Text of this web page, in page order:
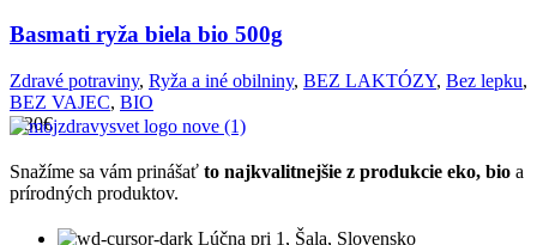
Basmati ryža biela bio 500g
Zdravé potraviny, Ryža a iné obilniny, BEZ LAKTÓZY, Bez lepku,
BEZ VAJEC, BIO
3.30€
Snažíme sa vám prinášať to najkvalitnejšie z produkcie eko, bio a
prírodných produktov.
Lúčna pri 1, Šala, Slovensko